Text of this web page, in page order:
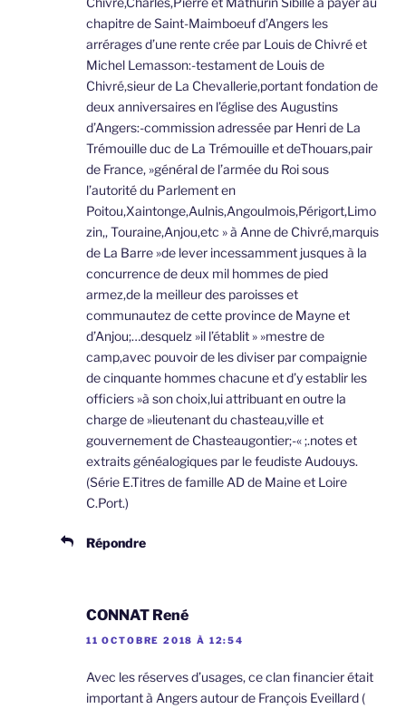
chapitre de Saint-Maimboeuf d’Angers les
arrérages d’une rente crée par Louis de Chivré et
Michel Lemasson:-testament de Louis de
Chivré,sieur de La Chevallerie,portant fondation de
deux anniversaires en l’église des Augustins
d’Angers:-commission adressée par Henri de La
Trémouille duc de La Trémouille et deThouars,pair
de France, »général de l’armée du Roi sous
l’autorité du Parlement en
Poitou,Xaintonge,Aulnis,Angoulmois,Périgort,Limo
zin,, Touraine,Anjou,etc » à Anne de Chivré,marquis
de La Barre »de lever incessamment jusques à la
concurrence de deux mil hommes de pied
armez,de la meilleur des paroisses et
communautez de cette province de Mayne et
d’Anjou;…desquelz »il l’établit » »mestre de
camp,avec pouvoir de les diviser par compaignie
de cinquante hommes chacune et d’y establir les
officiers »à son choix,lui attribuant en outre la
charge de »lieutenant du chasteau,ville et
gouvernement de Chasteaugontier;-« ;.notes et
extraits généalogiques par le feudiste Audouys.
(Série E.Titres de famille AD de Maine et Loire
C.Port.)
Répondre
CONNAT René
11 OCTOBRE 2018 À 12:54
Avec les réserves d’usages, ce clan financier était
important à Angers autour de François Eveillard (